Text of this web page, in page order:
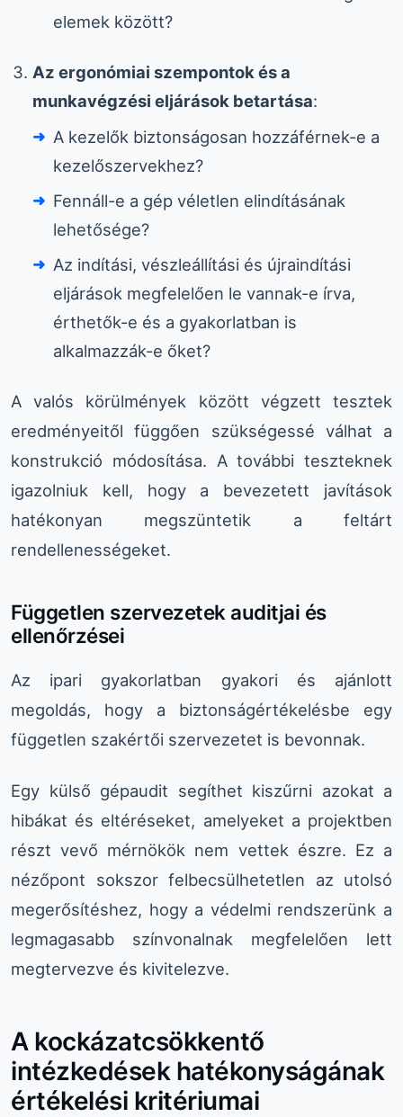
elemek között?
Az ergonómiai szempontok és a
munkavégzési eljárások betartása:
A kezelők biztonságosan hozzáférnek-e a
kezelőszervekhez?
Fennáll-e a gép véletlen elindításának
lehetősége?
Az indítási, vészleállítási és újraindítási
eljárások megfelelően le vannak-e írva,
érthetők-e és a gyakorlatban is
alkalmazzák-e őket?
A valós körülmények között végzett tesztek
eredményeitől függően szükségessé válhat a
konstrukció módosítása. A további teszteknek
igazolniuk kell, hogy a bevezetett javítások
hatékonyan megszüntetik a feltárt
rendellenességeket.
Független szervezetek auditjai és
ellenőrzései
Az ipari gyakorlatban gyakori és ajánlott
megoldás, hogy a biztonságértékelésbe egy
független szakértői szervezetet is bevonnak.
Egy külső gépaudit segíthet kiszűrni azokat a
hibákat és eltéréseket, amelyeket a projektben
részt vevő mérnökök nem vettek észre. Ez a
nézőpont sokszor felbecsülhetetlen az utolsó
megerősítéshez, hogy a védelmi rendszerünk a
legmagasabb színvonalnak megfelelően lett
megtervezve és kivitelezve.
A kockázatcsökkentő
intézkedések hatékonyságának
értékelési kritériumai